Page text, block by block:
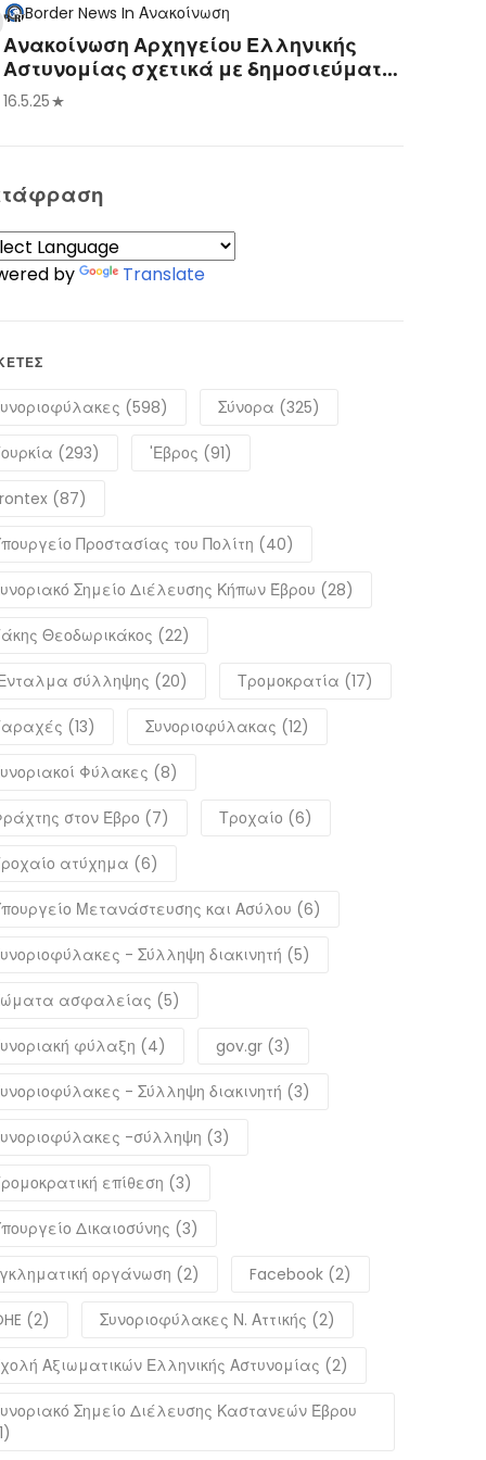
Border News In Ανακοίνωση
Ανακοίνωση Αρχηγείου Ελληνικής
Αστυνομίας σχετικά με δημοσιεύματα
που αναφέρονται σε καθυστερήσεις
16.5.25
by Translate
(598) Σύνορα (325)
(293) 'Εβρος (91)
(87)
Προστασίας του Πολίτη (40)
Σημείο Διέλευσης Κήπων Έβρου (28)
Θεοδωρικάκος (22)
σύλληψης (20) Τρομοκρατία (17)
(13) Συνοριοφύλακας (12)
Φύλακες (8)
στον Έβρο (7) Τροχαίο (6)
ατύχημα (6)
Μετανάστευσης και Ασύλου (6)
- Σύλληψη διακινητή (5)
ασφαλείας (5)
φύλαξη (4) gov.gr (3)
- Σύλληψη διακινητή (3)
-σύλληψη (3)
επίθεση (3)
Δικαιοσύνης (3)
οργάνωση (2) Facebook (2)
(2) Συνοριοφύλακες Ν. Αττικής (2)
Αξιωματικών Ελληνικής Αστυνομίας (2)
Σημείο Διέλευσης Καστανεών Έβρου